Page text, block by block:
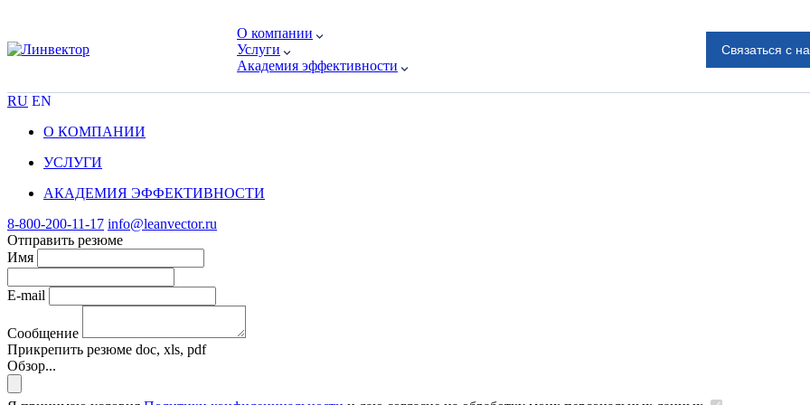
О компании
Услуги
Академия эффективности
Связаться с
RU EN
О КОМПАНИИ
УСЛУГИ
АКАДЕМИЯ ЭФФЕКТИВНОСТИ
8-800-200-11-17 info@leanvector.ru
Отправить резюме
Имя
E-mail
Сообщение
Прикрепить резюме doc, xls, pdf
Обзор...